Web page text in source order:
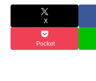
X
Pocket